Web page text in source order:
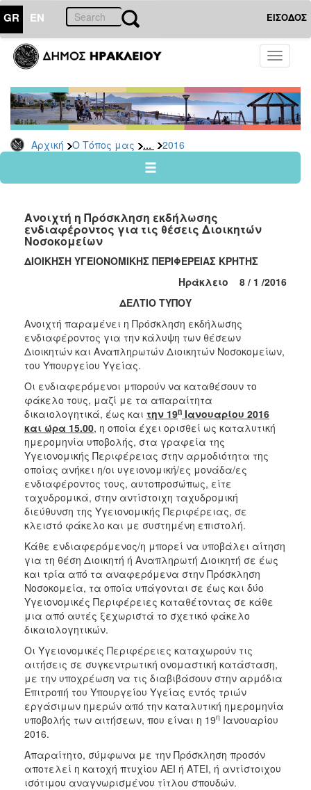
GR EN ΕΙΣΟΔΟΣ
Toggle
Αρχική Ο Τόπος μας ... 2016
ΤΟΠΟΣ
ΜΑΣ
Ανακοινώσεις
Αρχείο
2026
2024
2022
2021
2020
2017
2016
2015
2012
2011
ΔΗΜΟΣ
ΠΟΛΙΤΙΣΜΟΣ
ΑΝΘΕΚΤΙΚΗ
ΠΟΛΗ
Ανοιχτή η Πρόσκληση εκδήλωσης
ενδιαφέροντος για τις θέσεις Διοικητών
Νοσοκομείων
ΔΙΟΙΚΗΣΗ ΥΓΕΙΟΝΟΜΙΚΗΣ ΠΕΡΙΦΕΡΕΙΑΣ ΚΡΗΤΗΣ
Ηράκλειο 8 / 1 /2016
ΔΕΛΤΙΟ ΤΥΠΟΥ
Ανοιχτή παραμένει η Πρόσκληση εκδήλωσης
ενδιαφέροντος για την κάλυψη των θέσεων
Διοικητών και Αναπληρωτών Διοικητών Νοσοκομείων,
του Υπουργείου Υγείας.
Οι ενδιαφερόμενοι μπορούν να καταθέσουν το
φάκελο τους, μαζί με τα απαραίτητα
δικαιολογητικά, έως και την 19η Ιανουαρίου 2016
και ώρα 15.00, η οποία έχει ορισθεί ως καταλυτική
ημερομηνία υποβολής, στα γραφεία της
Υγειονομικής Περιφέρειας στην αρμοδιότητα της
οποίας ανήκει η/οι υγειονομική/ες μονάδα/ες
ενδιαφέροντος τους, αυτοπροσώπως, είτε
ταχυδρομικά, στην αντίστοιχη ταχυδρομική
διεύθυνση της Υγειονομικής Περιφέρειας, σε
κλειστό φάκελο και με συστημένη επιστολή.
Κάθε ενδιαφερόμενος/η μπορεί να υποβάλει αίτηση
για τη θέση Διοικητή ή Αναπληρωτή Διοικητή σε έως
και τρία από τα αναφερόμενα στην Πρόσκληση
Νοσοκομεία, τα οποία υπάγονται σε έως και δύο
Υγειονομικές Περιφέρειες καταθέτοντας σε κάθε
μια από αυτές ξεχωριστά το σχετικό φάκελο
δικαιολογητικών.
Οι Υγειονομικές Περιφέρειες καταχωρούν τις
αιτήσεις σε συγκεντρωτική ονομαστική κατάσταση,
με την υποχρέωση να τις διαβιβάσουν στην αρμόδια
Επιτροπή του Υπουργείου Υγείας εντός τριών
εργάσιμων ημερών από την καταλυτική ημερομηνία
υποβολής των αιτήσεων, που είναι η 19η Ιανουαρίου
2016.
Απαραίτητο, σύμφωνα με την Πρόσκληση προσόν
αποτελεί η κατοχή πτυχίου ΑΕΙ ή ΑΤΕΙ, ή αντίστοιχου
ισότιμου αναγνωρισμένου τίτλου σπουδών.